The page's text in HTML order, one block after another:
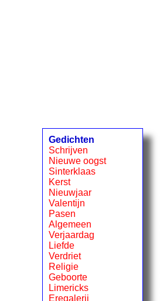
Gedichten
Schrijven
Nieuwe oogst
Sinterklaas
Kerst
Nieuwjaar
Valentijn
Pasen
Algemeen
Verjaardag
Liefde
Verdriet
Religie
Geboorte
Limericks
Eregalerij